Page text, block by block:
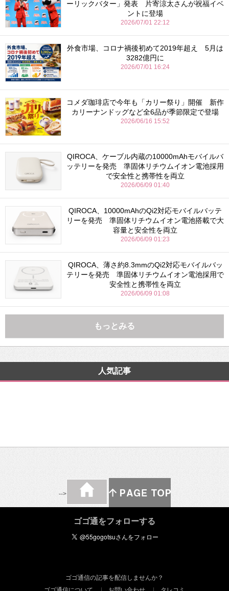
ーリックバター」発表 片寄涼太さんが祝福イベ
ントに登場
2026/07/01 22:12
外食市場、コロナ禍後初めて2019年超え 5月は
3282億円に
2026/07/01 16:24
コメダ珈琲店で今年も「カリー祭り」開催 新作
カリーナンドッグなど全6品が季節限定で登場
2026/06/16 15:52
QIROCA、ケーブル内蔵の10000mAhモバイルバ
ッテリーを発売 準固体リチウムイオン電池採用
で安全性と携帯性を両立
2026/06/09 01:40
QIROCA、10000mAhのQi2対応モバイルバッテ
リーを発売 準固体リチウムイオン電池搭載で大
容量と安全性を両立
2026/06/09 01:23
QIROCA、薄さ約8.3mmのQi2対応モバイルバッ
テリーを発売 準固体リチウムイオン電池採用で
安全性と携帯性を両立
2026/06/09 01:08
もっとみる
人気記事
-->
ゴゴ通をフォローする
ゴゴ通信の記事を配信しませんか？